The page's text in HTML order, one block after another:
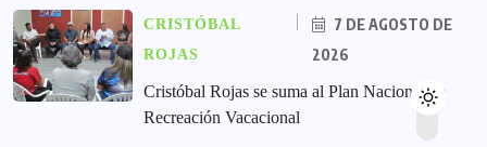
CRISTÓBAL
ROJAS
7 DE AGOSTO DE
2026
Cristóbal Rojas se suma al Plan Nacional de
Recreación Vacacional